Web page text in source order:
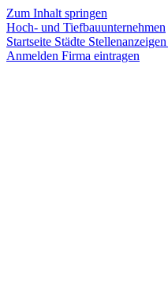
Zum Inhalt springen
Hoch- und Tiefbauunternehmen
Startseite Städte Stellenanzeigen
Anmelden Firma eintragen